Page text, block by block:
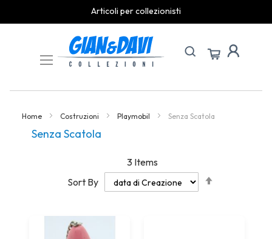
Articoli per collezionisti
Content
Home Costruzioni Playmobil Senza Scatola
Senza Scatola
3Items
Sort By